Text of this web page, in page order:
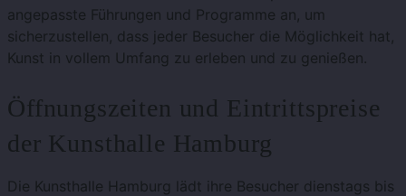
angepasste Führungen und Programme an, um
sicherzustellen, dass jeder Besucher die Möglichkeit hat,
Kunst in vollem Umfang zu erleben und zu genießen​​.
Öffnungszeiten und Eintrittspreise
der Kunsthalle Hamburg
Die Kunsthalle Hamburg lädt ihre Besucher dienstags bis